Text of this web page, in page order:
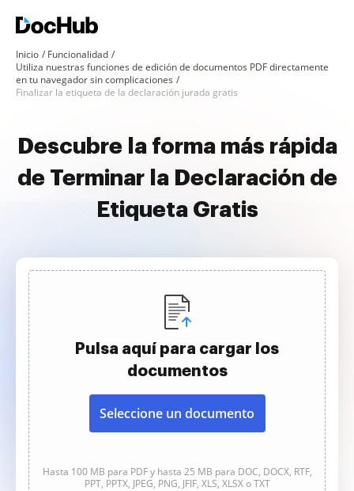
Inicio
Funcionalidad
Utiliza nuestras funciones de edición de documentos PDF directamente
en tu navegador sin complicaciones
Finalizar la etiqueta de la declaración jurada gratis
Descubre la forma más rápida
de Terminar la Declaración de
Etiqueta Gratis
Pulsa aquí para cargar los
documentos
Seleccione un documento
Hasta 100 MB para PDF y hasta 25 MB para DOC, DOCX, RTF,
PPT, PPTX, JPEG, PNG, JFIF, XLS, XLSX o TXT